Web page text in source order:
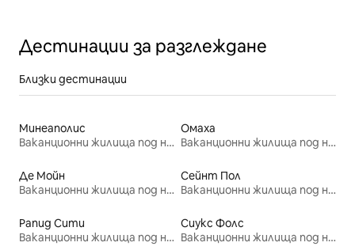
Дестинации за разглеждане
Близки дестинации
Минеаполис
Ваканционни жилища под наем
Омаха
Ваканционни жилища под наем
Де Мойн
Ваканционни жилища под наем
Сейнт Пол
Ваканционни жилища под наем
Рапид Сити
Ваканционни жилища под наем
Сиукс Фолс
Ваканционни жилища под наем